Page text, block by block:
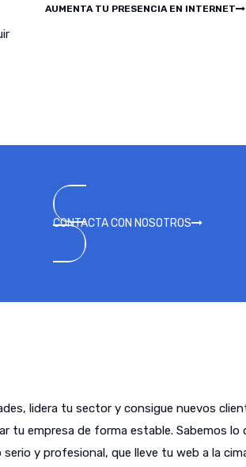
AUMENTA TU PRESENCIA EN INTERNET
CONTACTA CON NOSOTROS
lidera tu sector y consigue nuevos
tu empresa de forma estable. Sabemos lo
y profesional, que lleve tu web a la